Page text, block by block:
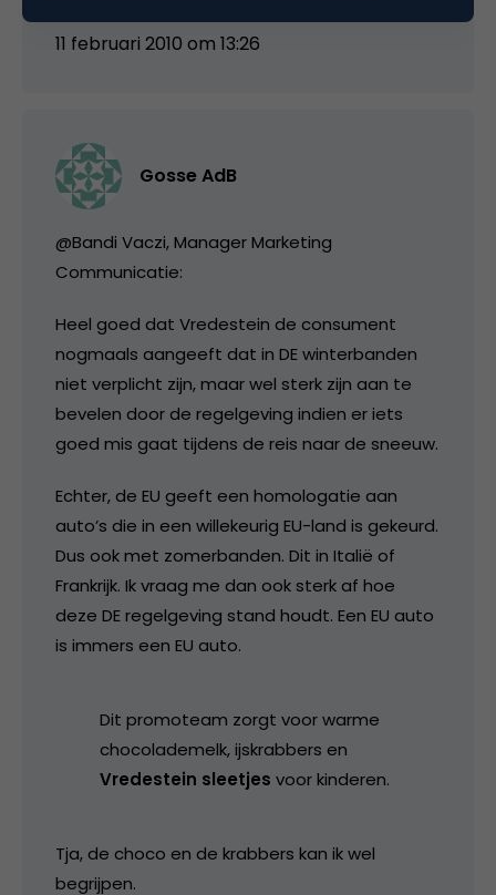
11 februari 2010 om 13:26
Gosse AdB
@Bandi Vaczi, Manager Marketing
Communicatie:
Heel goed dat Vredestein de consument
nogmaals aangeeft dat in DE winterbanden
niet verplicht zijn, maar wel sterk zijn aan te
bevelen door de regelgeving indien er iets
goed mis gaat tijdens de reis naar de sneeuw.
Echter, de EU geeft een homologatie aan
auto’s die in een willekeurig EU-land is gekeurd.
Dus ook met zomerbanden. Dit in Italië of
Frankrijk. Ik vraag me dan ook sterk af hoe
deze DE regelgeving stand houdt. Een EU auto
is immers een EU auto.
Dit promoteam zorgt voor warme
chocolademelk, ijskrabbers en
Vredestein sleetjes voor kinderen.
Tja, de choco en de krabbers kan ik wel
begrijpen.